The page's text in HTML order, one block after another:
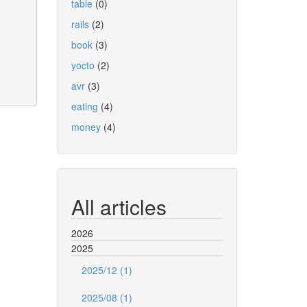
table(0)
rails(2)
book(3)
yocto (2)
avr(3)
eating (4)
money(4)
All articles
2026
2025
2025/12 (1)
2025/08 (1)